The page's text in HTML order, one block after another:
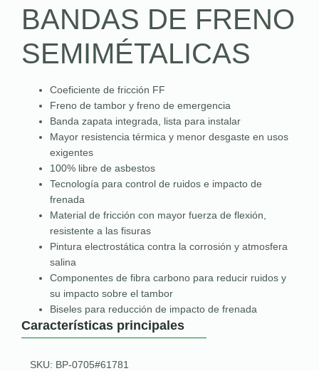
BANDAS DE FRENO
SEMIMÉTALICAS
Coeficiente de fricción FF
Freno de tambor y freno de emergencia
Banda zapata integrada, lista para instalar
Mayor resistencia térmica y menor desgaste en usos
exigentes
100% libre de asbestos
Tecnología para control de ruidos e impacto de
frenada
Material de fricción con mayor fuerza de flexión,
resistente a las fisuras
Pintura electrostática contra la corrosión y atmosfera
salina
Componentes de fibra carbono para reducir ruidos y
su impacto sobre el tambor
Biseles para reducción de impacto de frenada
Características principales
SKU: BP-0705#61781